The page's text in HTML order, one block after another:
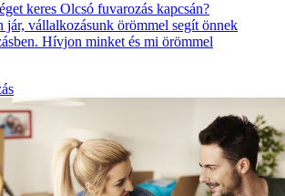
keres Olcsó fuvarozás kapcsán?
jár, vállalkozásunk örömmel segít önnek
Hívjon minket és mi örömmel